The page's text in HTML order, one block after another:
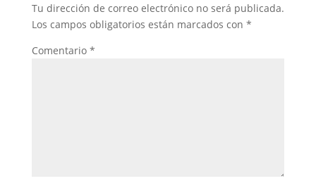
Tu dirección de correo electrónico no será publicada.
Los campos obligatorios están marcados con *
Comentario *